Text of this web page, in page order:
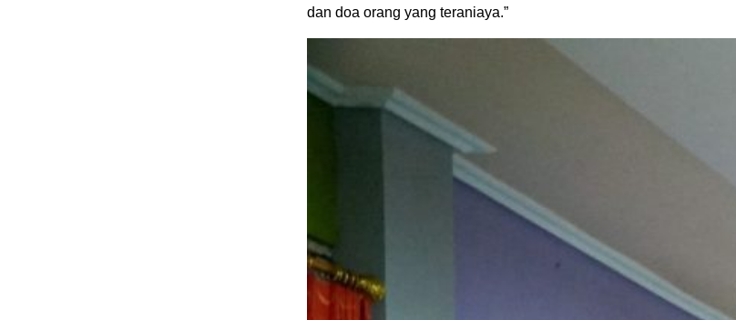
dan doa orang yang teraniaya.”